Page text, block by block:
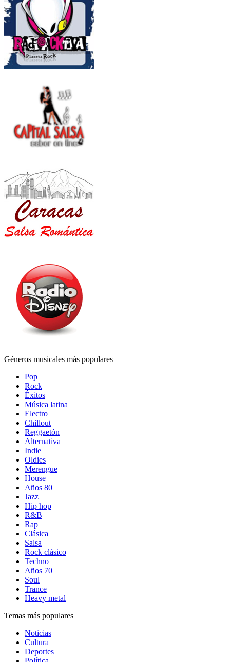
Géneros musicales más populares
Pop
Rock
Éxitos
Música latina
Electro
Chillout
Reggaetón
Alternativa
Indie
Oldies
Merengue
House
Años 80
Jazz
Hip hop
R&B
Rap
Clásica
Salsa
Rock clásico
Techno
Años 70
Soul
Trance
Heavy metal
Temas más populares
Noticias
Cultura
Deportes